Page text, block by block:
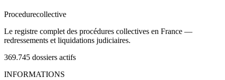
Procedurecollective
Le registre complet des procédures collectives en France —
redressements et liquidations judiciaires.
369.745 dossiers actifs
INFORMATIONS